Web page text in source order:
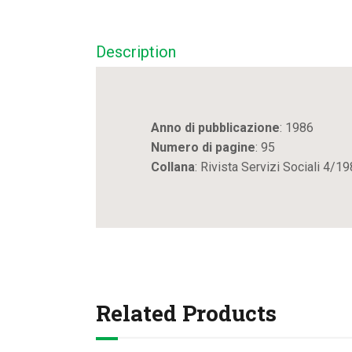
Description
Anno di pubblicazione: 1986
Numero di pagine: 95
Collana: Rivista Servizi Sociali 4/
Related Products